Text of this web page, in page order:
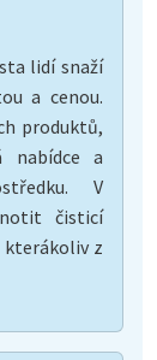
lidí snaží
a cenou.
produktů,
nabídce a
V
čisticí
kterákoliv z